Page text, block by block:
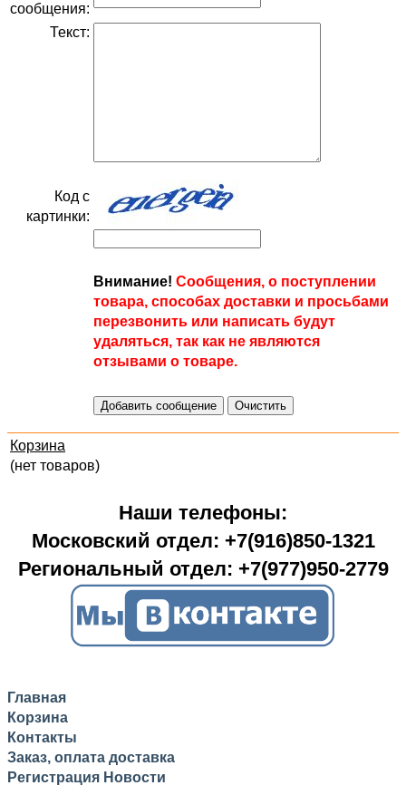
сообщения:
Текст:
Код с
картинки:
Внимание! Сообщения, о поступлении
товара, способах доставки и просьбами
перезвонить или написать будут
удаляться, так как не являются
отзывами о товаре.
Корзина
(нет товаров)
Наши телефоны:
Московский отдел: +7(916)850-1321
Региональный отдел: +7(977)950-2779
Главная
Корзина
Контакты
Заказ, оплата доставка
Регистрация Новости